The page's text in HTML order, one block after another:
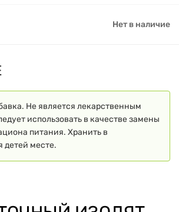
Нет в наличие
Не является лекарственным
использовать в качестве замены
питания. Хранить в
детей месте.